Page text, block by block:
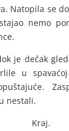
Natopila se
nemo
je dečak
u
nestali.
Kraj.